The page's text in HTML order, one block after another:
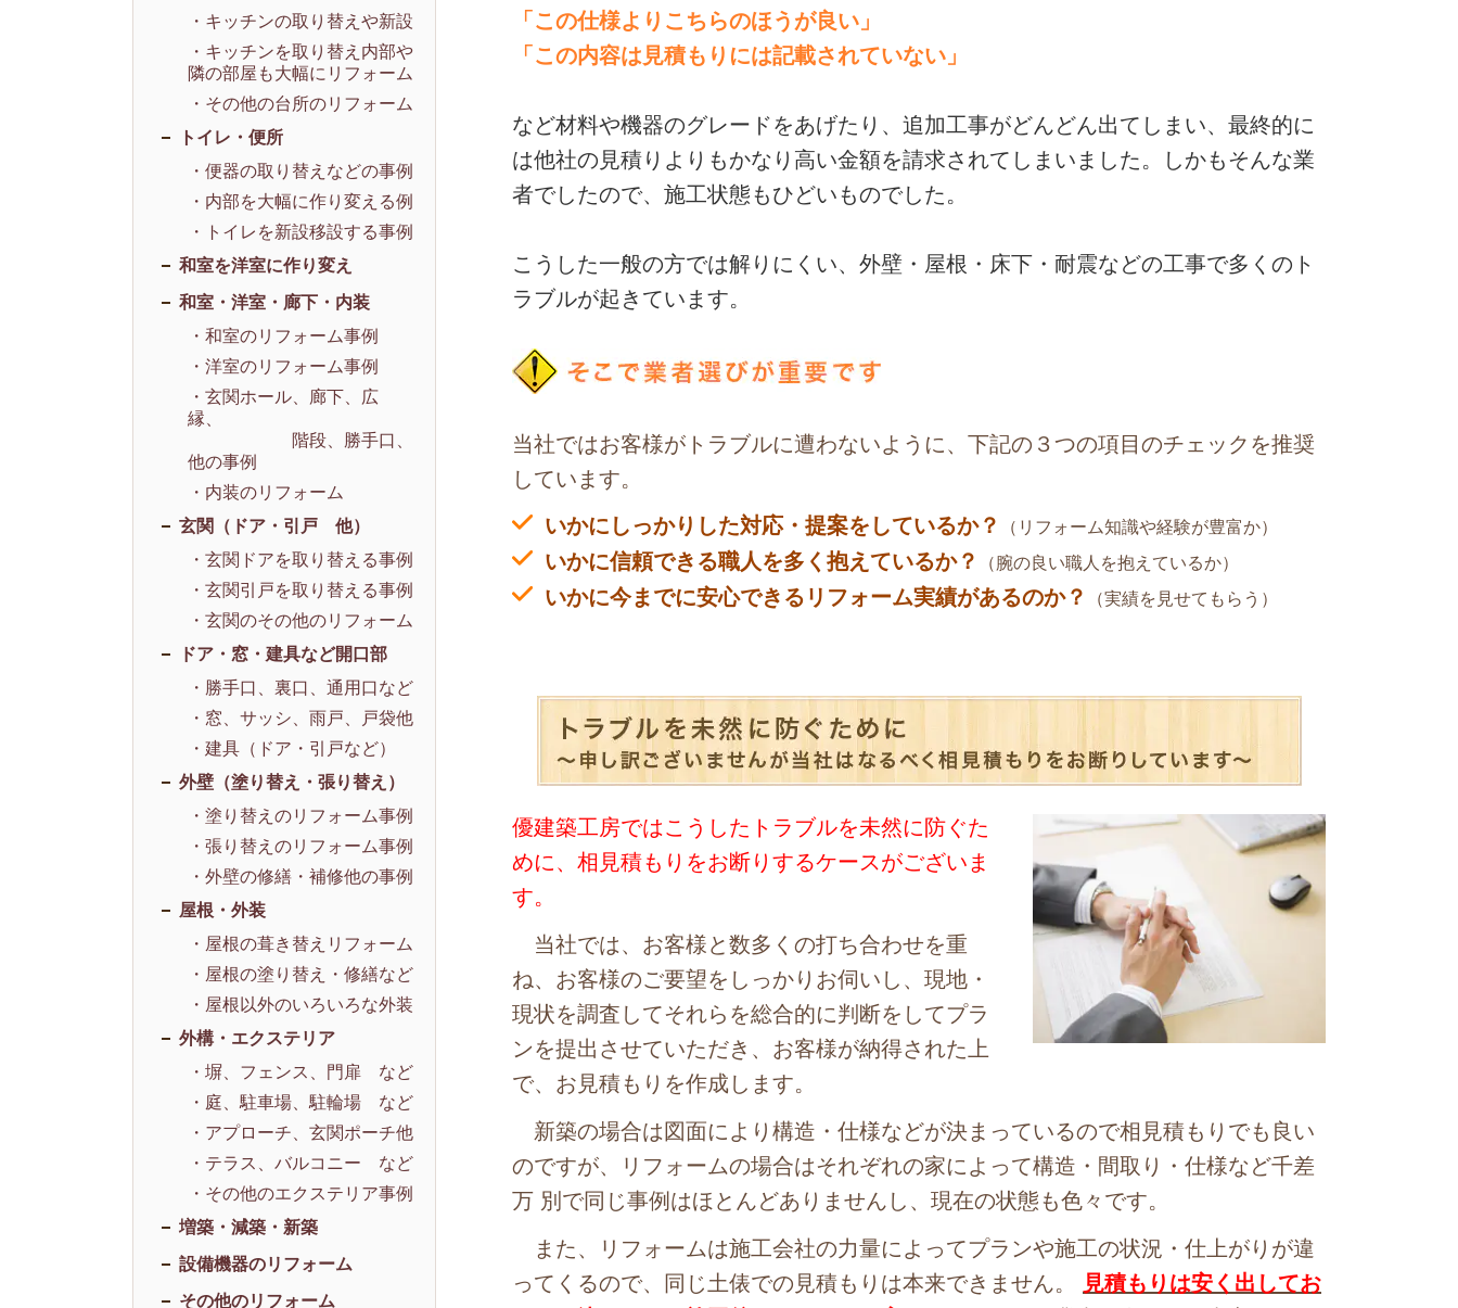
「この仕様よりこちらのほうが良い」
「この内容は見積もりには記載されていない」
など材料や機器のグレードをあげたり、追加工事がどんどん出てしまい、最終的に
は他社の見積りよりもかなり高い金額を請求されてしまいました。しかもそんな業
者でしたので、施工状態もひどいものでした。
こうした一般の方では解りにくい、外壁・屋根・床下・耐震などの工事で多くのト
ラブルが起きています。
当社ではお客様がトラブルに遭わないように、下記の３つの項目のチェックを推奨
しています。
いかにしっかりした対応・提案をしているか？ （リフォーム知識や経験が豊富か）
いかに信頼できる職人を多く抱えているか？ （腕の良い職人を抱えているか）
いかに今までに安心できるリフォーム実績があるのか？ （実績を見せてもらう）
優建築工房ではこうしたトラブルを未然に防ぐた
めに、相見積もりをお断りするケースがございま
す。
当社では、お客様と数多くの打ち合わせを重
ね、お客様のご要望をしっかりお伺いし、現地・
現状を調査してそれらを総合的に判断をしてプラ
ンを提出させていただき、お客様が納得された上
で、お見積もりを作成します。
新築の場合は図面により構造・仕様などが決まっているので相見積もりでも良い
のですが、リフォームの場合はそれぞれの家によって構造・間取り・仕様など千差
万 別で同じ事例はほとんどありませんし、現在の状態も色々です。
また、リフォームは施工会社の力量によってプランや施工の状況・仕上がりが違
ってくるので、同じ土俵での見積もりは本来できません。
見積もりは安く出してお
・キッチンの取り替えや新設
・キッチンを取り替え内部や
隣の部屋も大幅にリフォーム
・その他の台所のリフォーム
トイレ・便所
・便器の取り替えなどの事例
・内部を大幅に作り変える例
・トイレを新設移設する事例
和室を洋室に作り変え
和室・洋室・廊下・内装
・和室のリフォーム事例
・洋室のリフォーム事例
・玄関ホール、廊下、広
縁、
階段、勝手口、
他の事例
・内装のリフォーム
玄関（ドア・引戸 他）
・玄関ドアを取り替える事例
・玄関引戸を取り替える事例
・玄関のその他のリフォーム
ドア・窓・建具など開口部
・勝手口、裏口、通用口など
・窓、サッシ、雨戸、戸袋他
・建具（ドア・引戸など）
外壁（塗り替え・張り替え）
・塗り替えのリフォーム事例
・張り替えのリフォーム事例
・外壁の修繕・補修他の事例
屋根・外装
・屋根の葺き替えリフォーム
・屋根の塗り替え・修繕など
・屋根以外のいろいろな外装
外構・エクステリア
・塀、フェンス、門扉 など
・庭、駐車場、駐輪場 など
・アプローチ、玄関ポーチ他
・テラス、バルコニー など
・その他のエクステリア事例
増築・減築・新築
設備機器のリフォーム
その他のリフォーム